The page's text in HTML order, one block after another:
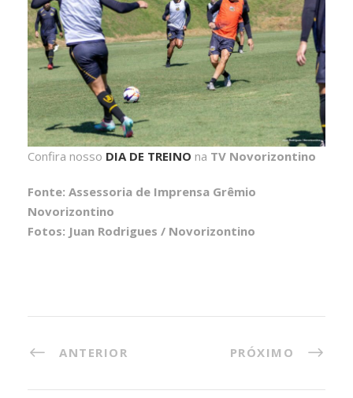
Confira nosso DIA DE TREINO na TV Novorizontino
Fonte: Assessoria de Imprensa Grêmio
Novorizontino
Fotos: Juan Rodrigues / Novorizontino
ANTERIOR PRÓXIMO